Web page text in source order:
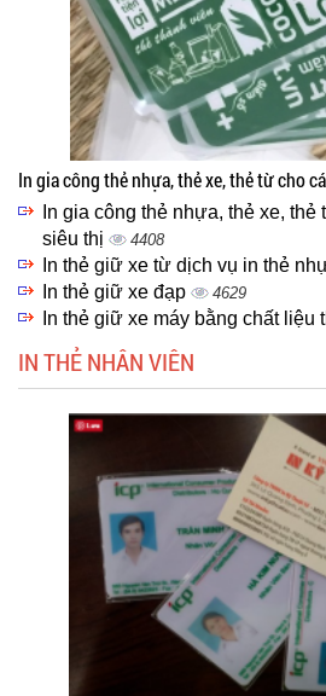
In gia công thẻ nhựa, thẻ xe, thẻ từ cho
In gia công thẻ nhựa, thẻ xe, thẻ
siêu thị
4408
In thẻ giữ xe từ dịch vụ in thẻ
In thẻ giữ xe đạp 4629
In thẻ giữ xe máy bằng chất liệu
IN THẺ NHÂN VIÊN